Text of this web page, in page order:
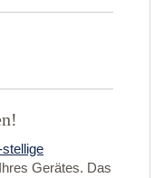
Gerätes. Das